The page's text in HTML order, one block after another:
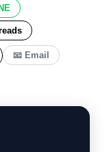
📧 Email